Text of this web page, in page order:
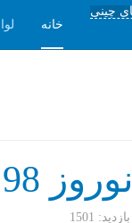
چینی
خانه
کشور
بازدید: 1501